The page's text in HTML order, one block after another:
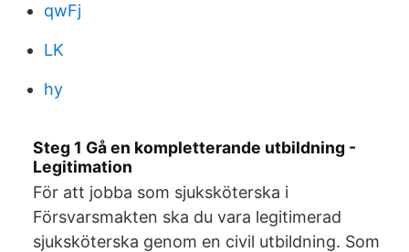
qwFj
LK
hy
Steg 1 Gå en kompletterande utbildning -
Legitimation
För att jobba som sjuksköterska i
Försvarsmakten ska du vara legitimerad
sjuksköterska genom en civil utbildning. Som